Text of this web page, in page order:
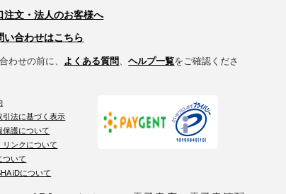
注文・法人のお客様へ
い合わせはこちら
わせの前に、 よくある質問、ヘルプ一覧をご確認くださ
引法に基づく表示
保護について
リンクについて
ついて
iDについて